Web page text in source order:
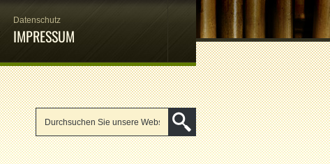
Datenschutz
IMPRESSUM